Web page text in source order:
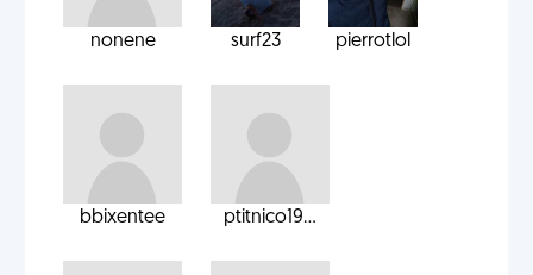
nonene surf23 pierrotlol
bbixentee ptitnico19...